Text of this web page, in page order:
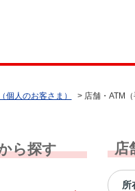
個人のお客さま） > 店舗・ATM
ら探す 店
所